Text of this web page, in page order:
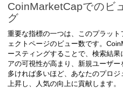
CoinMarketCapでのビ
グ
重要な指標の一つは、このプラッ
ェクトページのビュー数です。
ースティングすることで、検索結
アの可視性が高まり、新規ユーザ
多ければ多いほど、あなたのプロ
上昇し、人気の向上に貢献します。